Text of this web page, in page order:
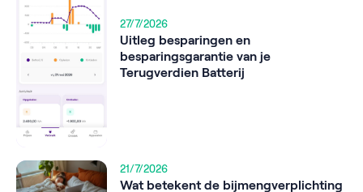
27/7/2026
Uitleg besparingen en
besparingsgarantie van je
Terugverdien Batterij
21/7/2026
Wat betekent de bijmengverplichting